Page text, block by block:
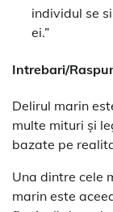
individul se
ei.”
Intrebari/
Delirul marin
multe mituri și
bazate pe
Una dintre cele
marin este